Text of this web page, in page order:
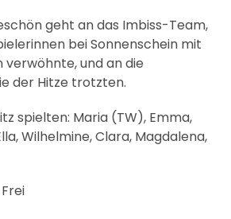
geht an das Imbiss-Team,
bei Sonnenschein mit
verwöhnte, und an die
der Hitze trotzten.
spielten: Maria (TW), Emma,
Wilhelmine, Clara, Magdalena,